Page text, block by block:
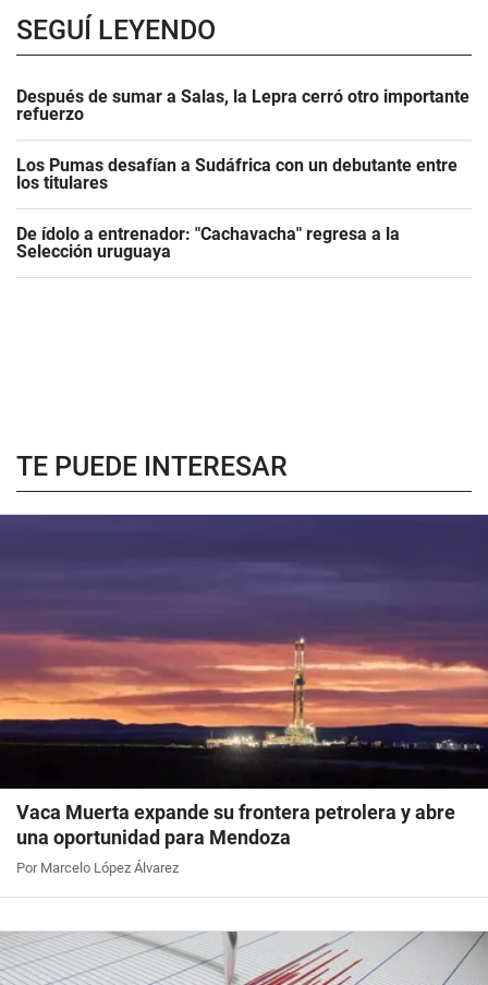
SEGUÍ LEYENDO
Después de sumar a Salas, la Lepra cerró otro importante
refuerzo
Los Pumas desafían a Sudáfrica con un debutante entre
los titulares
De ídolo a entrenador: "Cachavacha" regresa a la
Selección uruguaya
TE PUEDE INTERESAR
Vaca Muerta expande su frontera petrolera y abre
una oportunidad para Mendoza
Por Marcelo López Álvarez